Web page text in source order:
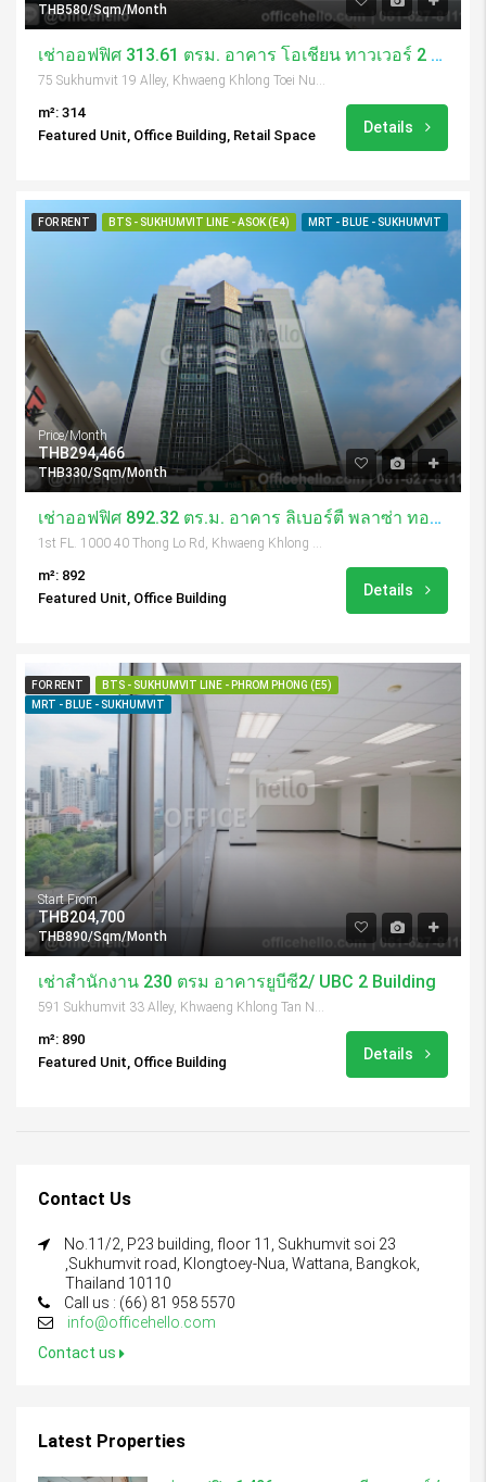
THB580/Sqm/Month
เช่าออฟฟิศ 313.61 ตรม. อาคาร โอเชี่ยน ทาวเวอร์ 2 / Ocean Tower 2
75 Sukhumvit 19 Alley, Khwaeng Khlong Toei Nuea, Khet Watthana, Krung Thep Maha Nakhon 10110, Thailand
m²: 314
Featured Unit, Office Building, Retail Space
Details
FOR RENT BTS - SUKHUMVIT LINE - ASOK (E4) MRT - BLUE - SUKHUMVIT
Price/Month
THB294,466
THB330/Sqm/Month
เช่าออฟฟิศ 892.32 ตร.ม. อาคาร ลิเบอร์ตี้ พลาซ่า ทองหล่อ / Liberty Plaza Thonglor
1st FL. 1000 40 Thong Lo Rd, Khwaeng Khlong Tan Nuea, Khet Watthana, Krung Thep Maha Nakhon 10110, Thailand
m²: 892
Featured Unit, Office Building
Details
FOR RENT
BTS - SUKHUMVIT LINE - PHROM PHONG (E5)
MRT - BLUE - SUKHUMVIT
Start From
THB204,700
THB890/Sqm/Month
เช่าสำนักงาน 230 ตรม อาคารยูบีซี2/ UBC 2 Building
m²: 890
Featured Unit, Office Building
Details
Contact Us
No.11/2, P23 building, floor 11, Sukhumvit soi 23
,Sukhumvit road, Klongtoey-Nua, Wattana, Bangkok,
Thailand 10110
Call us : (66) 81 958 5570
info@officehello.com
Contact us
Latest Properties